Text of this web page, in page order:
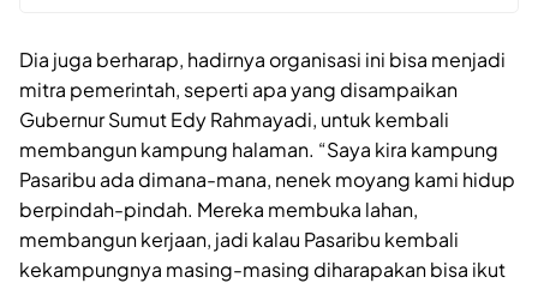
Dia juga berharap, hadirnya organisasi ini bisa menjadi
mitra pemerintah, seperti apa yang disampaikan
Gubernur Sumut Edy Rahmayadi, untuk kembali
membangun kampung halaman. “Saya kira kampung
Pasaribu ada dimana-mana, nenek moyang kami hidup
berpindah-pindah. Mereka membuka lahan,
membangun kerjaan, jadi kalau Pasaribu kembali
kekampungnya masing-masing diharapakan bisa ikut